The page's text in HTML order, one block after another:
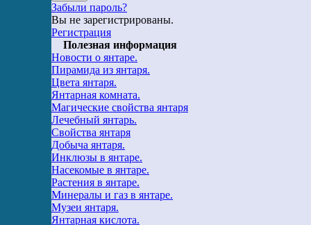
Забыли пароль?
Вы не зарегистрированы.
Регистрация
Полезная информация
Новости о янтаре.
Пирамида из янтаря.
Цвета янтаря.
Янтарная комната.
Магические свойства янтаря
Лечебный янтарь.
Свойства янтаря
Добыча янтаря.
Инклюзы в янтаре.
Насекомые в янтаре.
Растения в янтаре.
Минералы и газ в янтаре.
Музеи янтаря.
Янтарная кислота.